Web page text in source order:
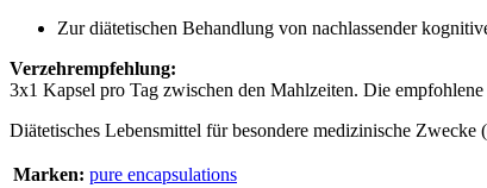
Zur diätetischen Behandlung von nachlassender
Verzehrempfehlung:
3x1 Kapsel pro Tag zwischen den Mahlzeiten. Die
Diätetisches Lebensmittel für besondere medizinische Zwecke
Marken: pure encapsulations